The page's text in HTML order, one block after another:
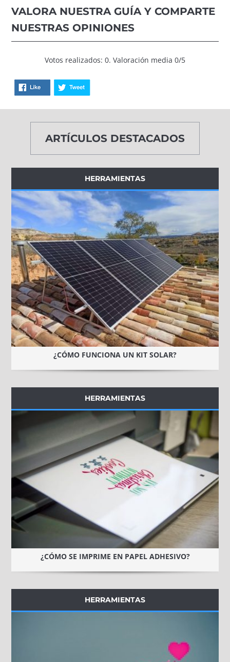
VALORA NUESTRA GUÍA Y COMPARTE
NUESTRAS OPINIONES
Votos realizados: 0. Valoración media 0/5
ARTÍCULOS DESTACADOS
HERRAMIENTAS
¿CÓMO FUNCIONA UN KIT SOLAR?
HERRAMIENTAS
¿CÓMO SE IMPRIME EN PAPEL ADHESIVO?
HERRAMIENTAS